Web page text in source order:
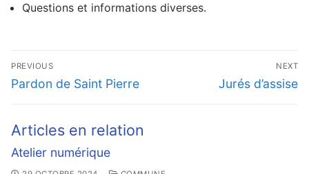
Questions et informations diverses.
Navigation
de
PREVIOUS
Previous
Pardon de Saint Pierre
NEXT
Next
Jurés d’assise
Articles en relation
Atelier numérique